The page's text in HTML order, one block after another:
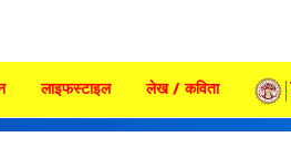
लाइफस्टाइल लेख / कविता